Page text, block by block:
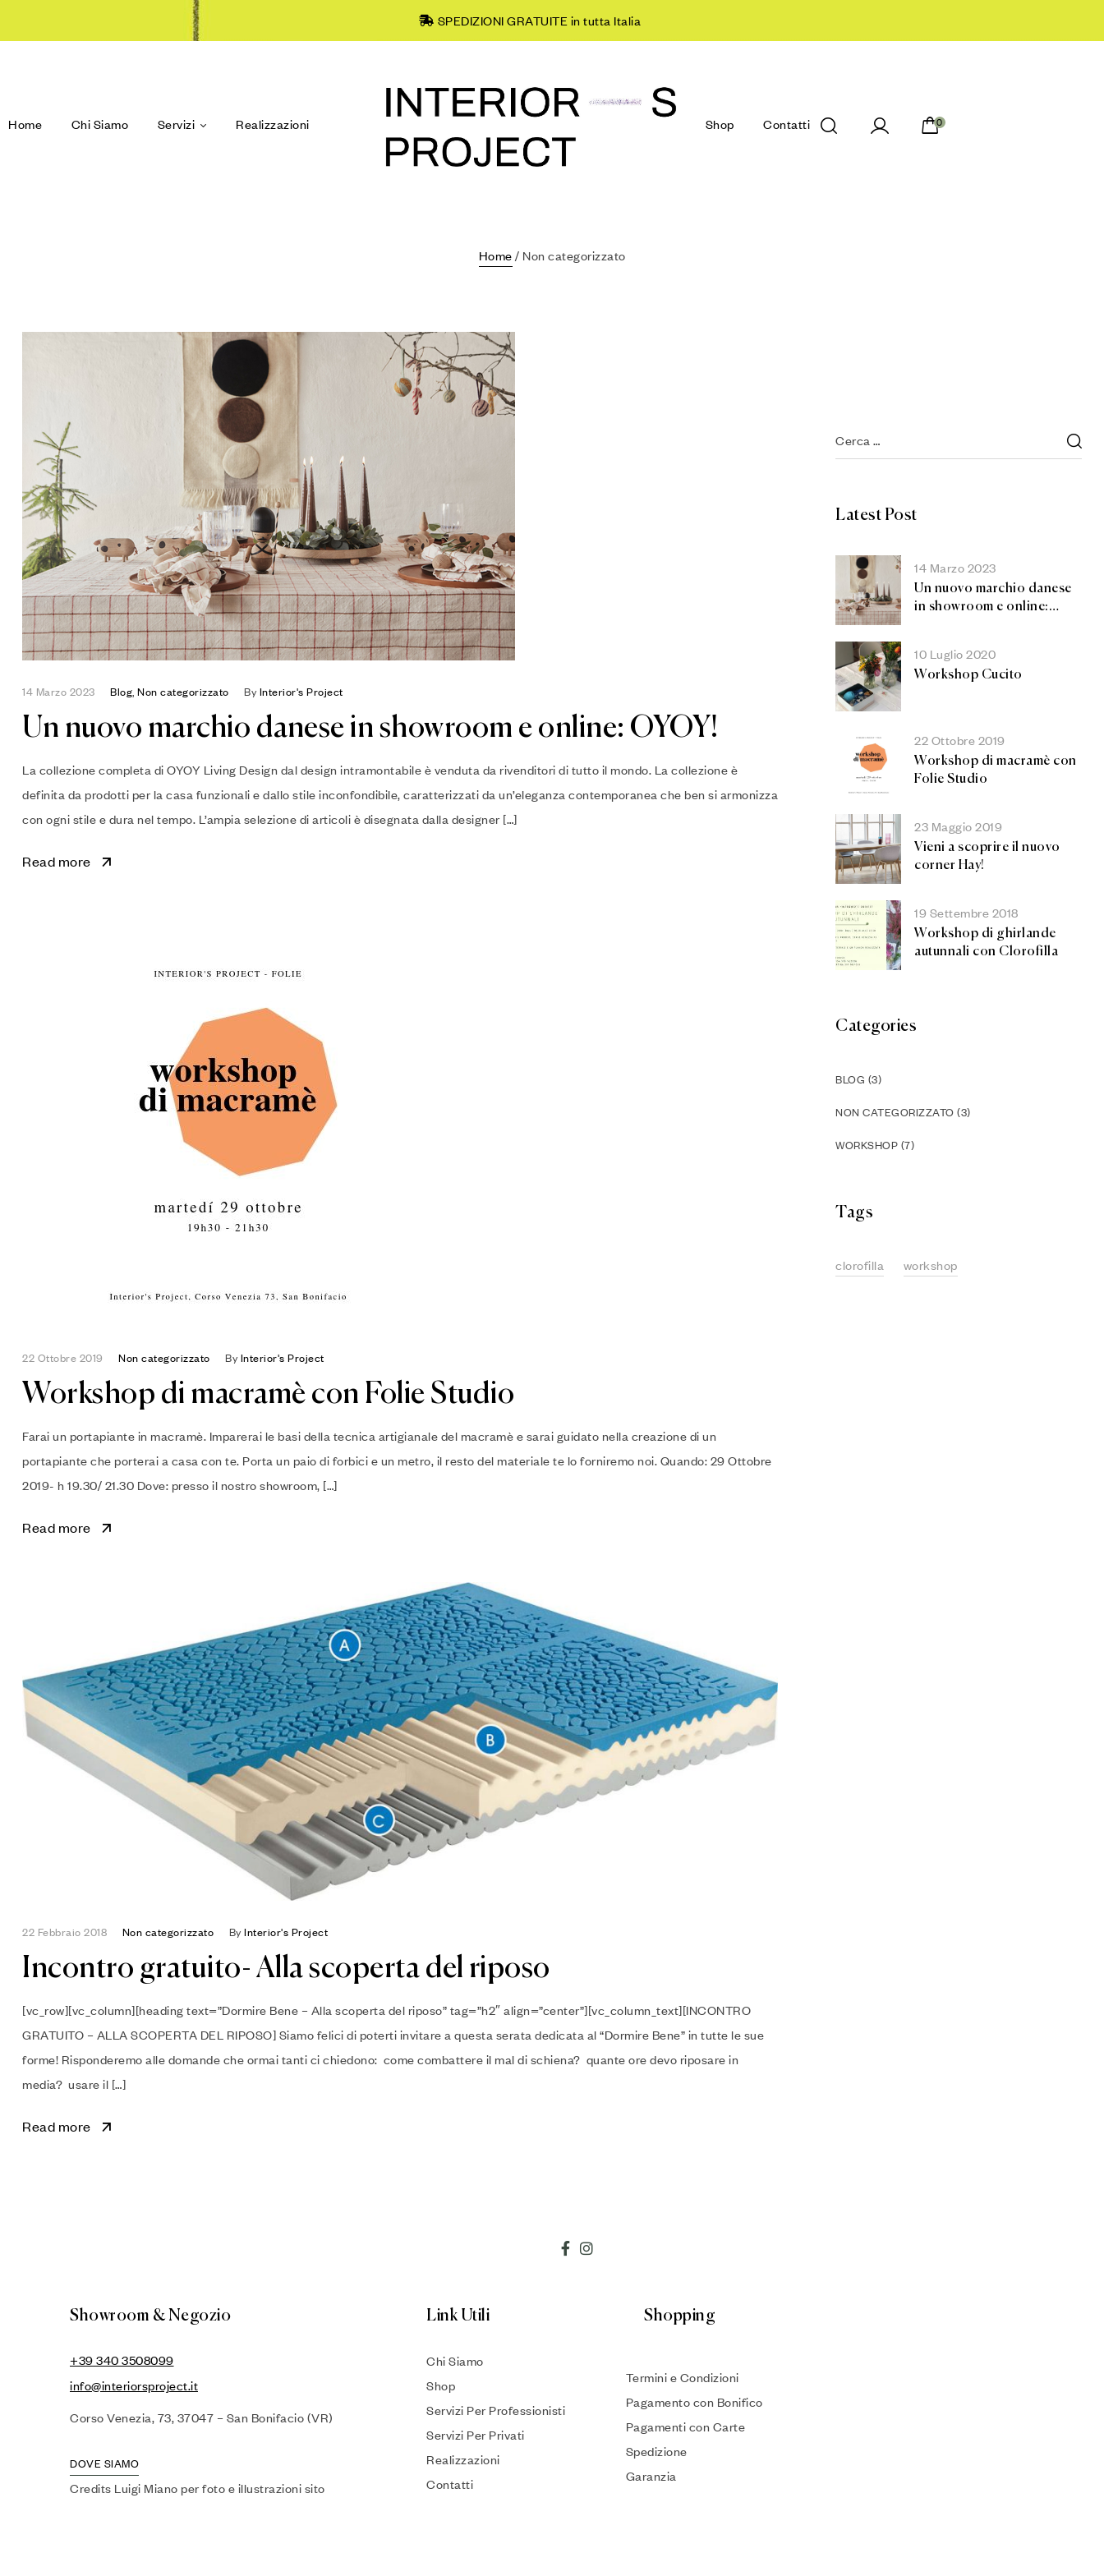
SPEDIZIONI GRATUITE in tutta Italia
Home Chi Siamo Servizi Realizzazioni Shop Contatti 0
Home / Non categorizzato
14 Marzo 2023 Blog Non categorizzato ByInterior's Project
Un nuovo marchio danese in showroom e online: OYOY!
La collezione completa di OYOY Living Design dal design intramontabile è venduta da rivenditori di tutto il mondo. La collezione è
definita da prodotti per la casa funzionali e dallo stile inconfondibile, caratterizzati da un’eleganza contemporanea che ben si armonizza
con ogni stile e dura nel tempo. L’ampia selezione di articoli è disegnata dalla designer […]
Read more
22 Ottobre 2019 Non categorizzato ByInterior's Project
Workshop di macramè con Folie Studio
Farai un portapiante in macramè. Imparerai le basi della tecnica artigianale del macramè e sarai guidato nella creazione di un
portapiante che porterai a casa con te. Porta un paio di forbici e un metro, il resto del materiale te lo forniremo noi. Quando: 29 Ottobre
2019- h 19.30/ 21.30 Dove: presso il nostro showroom, […]
Read more
22 Febbraio 2018 Non categorizzato ByInterior's Project
Incontro gratuito- Alla scoperta del riposo
[vc_row][vc_column][heading text=”Dormire Bene – Alla scoperta del riposo” tag=”h2″ align=”center”][vc_column_text][INCONTRO
GRATUITO – ALLA SCOPERTA DEL RIPOSO] Siamo felici di poterti invitare a questa serata dedicata al “Dormire Bene” in tutte le sue
forme! Risponderemo alle domande che ormai tanti ci chiedono: come combattere il mal di schiena? quante ore devo riposare in
media? usare il […]
Read more
Latest Post
Un nuovo marchio danese
in showroom e online:
14 Marzo 2023
Workshop Cucito
10 Luglio 2020
Workshop di macramè con
Folie Studio
22 Ottobre 2019
Vieni a scoprire il nuovo
corner Hay!
23 Maggio 2019
Workshop di ghirlande
autunnali con Clorofilla
19 Settembre 2018
Categories
BLOG (3)
NON CATEGORIZZATO (3)
WORKSHOP (7)
Tags
clorofilla workshop
Showroom & Negozio
+39 340 3508099
info@interiorsproject.it
Corso Venezia, 73, 37047 – San Bonifacio (VR)
DOVE SIAMO
Credits Luigi Miano per foto e illustrazioni sito
Link Utili
Chi Siamo
Shop
Servizi Per Professionisti
Servizi Per Privati
Realizzazioni
Contatti
Shopping
Termini e Condizioni
Pagamento con Bonifico
Pagamenti con Carte
Spedizione
Garanzia